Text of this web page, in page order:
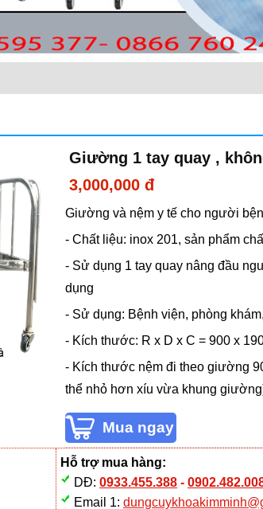
Giường 1 tay quay ,
3,000,000 đ
Giường và nệm y tế cho người
- Chất liệu: inox 201, sản phẩm
- Sử dụng 1 tay quay nâng đầu
dụng
- Sử dụng: Bệnh viện, phòng
- Kích thước: R x D x C = 900 x
- Kích thước nệm đi theo giường
thể nhỏ hơn xíu vừa khung
Hỗ trợ mua hàng:
DĐ: 0933.455.388 -
Email 1: